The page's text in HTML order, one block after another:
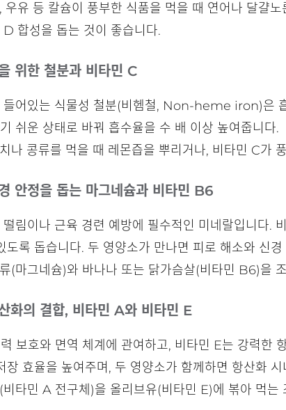
우유 등 칼슘이 풍부한 식품을 먹을 때 연어나 달걀
합성을 돕는 것이 좋습니다.
위한 철분과 비타민 C
들어있는 식물성 철분(비헴철, Non-heme iron)은
쉬운 상태로 바꿔 흡수율을 수 배 이상 높여줍니다.
나 콩류를 먹을 때 레몬즙을 뿌리거나, 비타민 C가
안정을 돕는 마그네슘과 비타민 B6
림이나 근육 경련 예방에 필수적인 미네랄입니다.
도록 돕습니다. 두 영양소가 만나면 피로 해소와 신
(마그네슘)와 바나나 또는 닭가슴살(비타민 B6)을
화의 결합, 비타민 A와 비타민 E
보호와 면역 체계에 관여하고, 비타민 E는 강력한
장 효율을 높여주며, 두 영양소가 함께하면 항산화
비타민 A 전구체)을 올리브유(비타민 E)에 볶아 먹는